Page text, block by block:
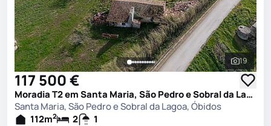
Ver
19
117 500 €
Moradia T2 em Santa Maria, São Pedro e Sobral da Lagoa, Óbidos
Santa Maria, São Pedro e Sobral da Lagoa, Óbidos
112m2 2 1